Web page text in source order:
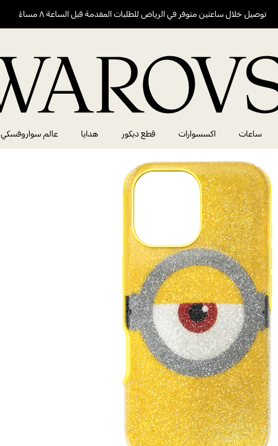
توصيل خلال ساعتين متوفر في الرياض للطلبات المقدمة قبل الساعة ٨ مساءً
ساعات اكسسوارات قطع ديكور هدايا عالم سواروفسكي